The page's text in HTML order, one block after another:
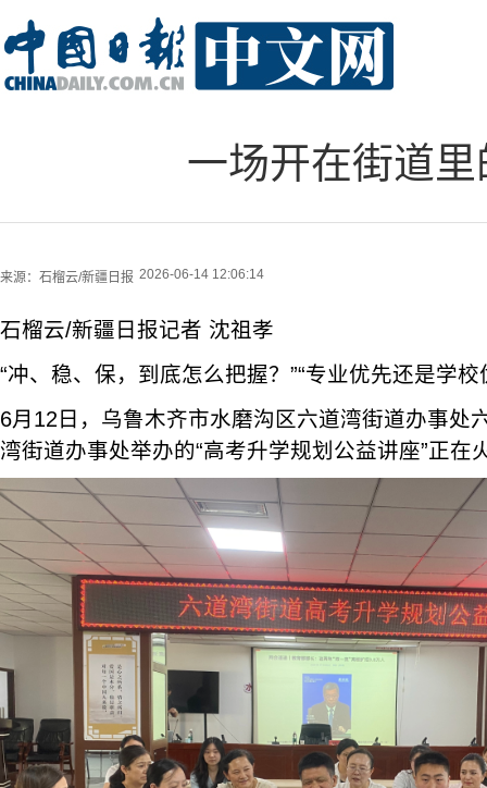
一场开在街道
来源： 石榴云/新疆日报 2026-06-14 12:06:14
石榴云/新疆日报记者 沈祖孝
“冲、稳、保，到底怎么把握？”“专业优先还是学校
6月12日，乌鲁木齐市水磨沟区六道湾街道办事处
湾街道办事处举办的“高考升学规划公益讲座”正在